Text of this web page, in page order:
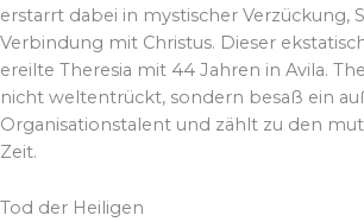
erstarrt dabei in mystischer Verzückung,
Verbindung mit Christus. Dieser
ereilte Theresia mit 44 Jahren in Avila.
nicht weltentrückt, sondern besaß ein
Organisationstalent und zählt zu den
Zeit.
Tod der Heiligen